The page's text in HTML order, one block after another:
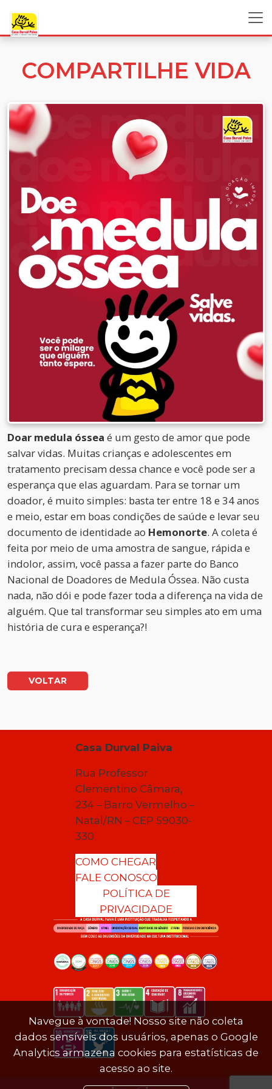
COMPARTILHE VIDA
Doar medula óssea é um gesto de amor que pode
salvar vidas. Muitas crianças e adolescentes em
tratamento precisam dessa chance e você pode ser a
esperança que elas aguardam. Para se tornar um
doador, é muito simples: basta ter entre 18 e 34 anos
e meio, estar em boas condições de saúde e levar seu
documento de identidade ao Hemonorte. A coleta é
feita por meio de uma amostra de sangue, rápida e
indolor, assim, você passa a fazer parte do Banco
Nacional de Doadores de Medula Óssea. Não custa
nada, não dói e pode fazer toda a diferença na vida de
alguém. Que tal transformar seu simples ato em uma
história de cura e esperança?!
VOLTAR
Casa Durval Paiva
Rua Professor
Clementino Câmara,
234 – Barro Vermelho –
Natal/RN – CEP 59030-
330
COMO CHEGAR
FALE CONOSCO
POLÍTICA DE
PRIVACIDADE
Navegue à vontade! Nosso site não coleta
dados sensíveis dos usuários, apenas o Google
Analytics armazena cookies para estatísticas de
acesso ao site.